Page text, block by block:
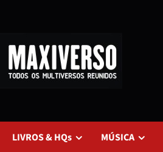
LIVROS & HQs MÚSICA